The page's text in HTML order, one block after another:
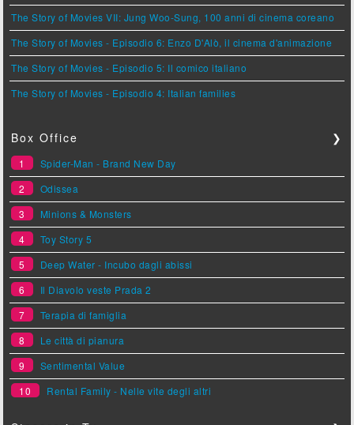
The Story of Movies VII: Jung Woo-Sung, 100 anni di cinema coreano
The Story of Movies - Episodio 6: Enzo D'Alò, il cinema d'animazione
The Story of Movies - Episodio 5: Il comico italiano
The Story of Movies - Episodio 4: Italian families
Box Office ❯
1
Spider-Man - Brand New Day
2
Odissea
3
Minions & Monsters
4
Toy Story 5
5
Deep Water - Incubo dagli abissi
6
Il Diavolo veste Prada 2
7
Terapia di famiglia
8
Le città di pianura
9
Sentimental Value
10
Rental Family - Nelle vite degli altri